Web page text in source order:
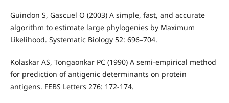
Guindon S, Gascuel O (2003) A simple, fast, and accurate
algorithm to estimate large phylogenies by Maximum
Likelihood. Systematic Biology 52: 696–704.
Kolaskar AS, Tongaonkar PC (1990) A semi-empirical method
for prediction of antigenic determinants on protein
antigens. FEBS Letters 276: 172-174.